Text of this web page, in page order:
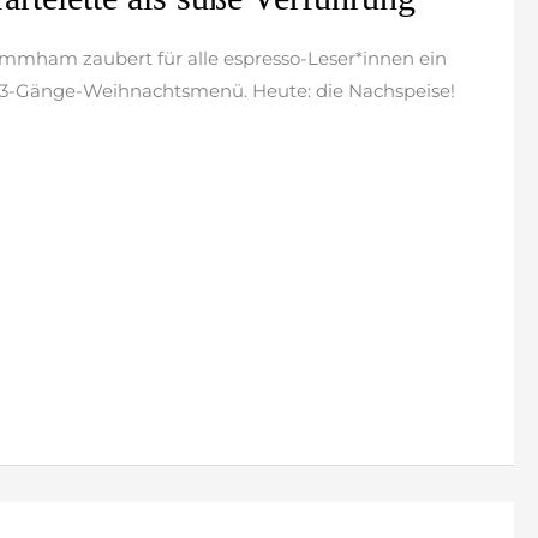
zaubert für alle espresso-Leser*innen ein
Gänge-Weihnachtsmenü. Heute: die Nachspeise!